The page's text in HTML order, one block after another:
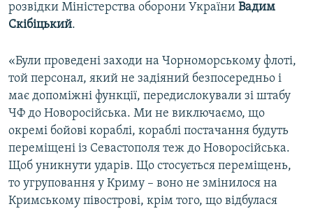
розвідки Міністерства оборони України Вадим
Скібіцький.
«Були проведені заходи на Чорноморському флоті,
той персонал, який не задіяний безпосередньо і
має допоміжні функції, передислокували зі штабу
ЧФ до Новоросійська. Ми не виключаємо, що
окремі бойові кораблі, кораблі постачання будуть
переміщені із Севастополя теж до Новоросійська.
Щоб уникнути ударів. Що стосується переміщень,
то угруповання у Криму – воно не змінилося на
Кримському півострові, крім того, що відбулася